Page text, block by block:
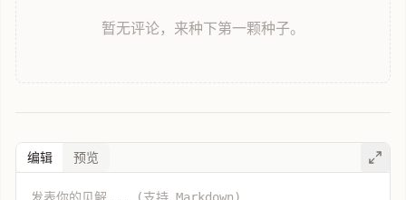
暂无评论，来种下第一颗种子。
编辑 预览